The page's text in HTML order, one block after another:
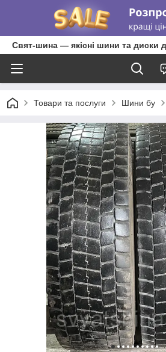
Свят-шина — якісні шини та диски
Товари та послуги Шини бу